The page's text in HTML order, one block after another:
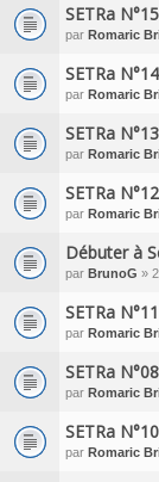
SETRa
par Romaric
SETRa
par Romaric
SETRa
par Romaric
SETRa
par Romaric
Débuter à
par BrunoG »
SETRa
par Romaric
SETRa
par Romaric
SETRa
par Romaric